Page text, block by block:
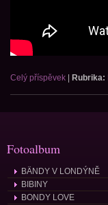
Celý příspěvek Rubrika:
Fotoalbum
BÄNDY V LONDÝNĚ
BIBINY
BONDY LOVE